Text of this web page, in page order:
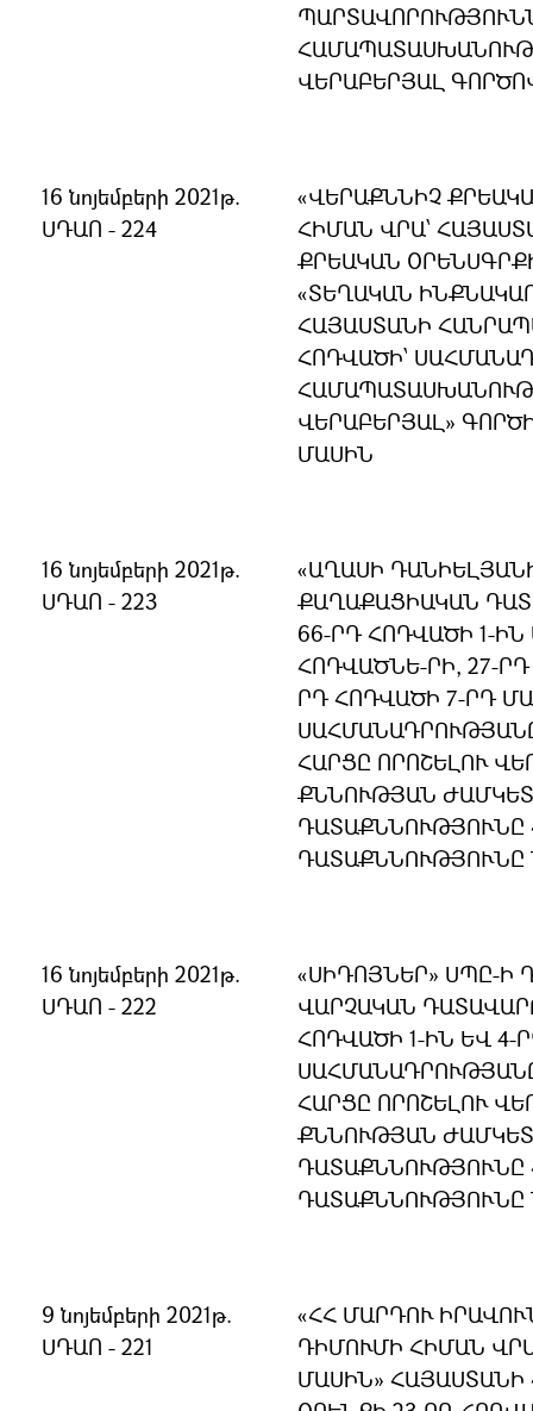
ՎԵՐԱԲԵՐՅԱԼ
16 նոյեմբերի 2021թ.
ՍԴԱՈ - 224
«ՎԵՐԱՔՆՆԻՉ
ՀԻՄԱՆ ՎՐԱ՝
ՔՐԵԱԿԱՆ
«ՏԵՂԱԿԱՆ
ՀԱՅԱՍՏԱՆԻ
ՀՈԴՎԱԾԻ՝
ՎԵՐԱԲԵՐՅԱԼ»
ՄԱՍԻՆ
16 նոյեմբերի 2021թ.
ՍԴԱՈ - 223
«ԱՂԱՍԻ
ՔԱՂԱՔԱՑԻԱԿԱՆ
66-ՐԴ ՀՈԴՎԱԾԻ 1-
ՀՈԴՎԱԾՆԵ-ՐԻ, 27-
ՐԴ ՀՈԴՎԱԾԻ 7-ՐԴ
ՀԱՐՑԸ ՈՐՈՇԵԼՈՒ
ՔՆՆՈՒԹՅԱՆ
ԴԱՏԱՔՆՆՈՒԹՅՈՒՆԸ
ԴԱՏԱՔՆՆՈՒԹՅՈՒՆԸ
16 նոյեմբերի 2021թ.
ՍԴԱՈ - 222
«ՍԻԴՈՅՆԵՐ» ՍՊԸ-Ի
ՎԱՐՉԱԿԱՆ
ՀՈԴՎԱԾԻ 1-ԻՆ ԵՎ 4-
ՀԱՐՑԸ ՈՐՈՇԵԼՈՒ
ՔՆՆՈՒԹՅԱՆ
ԴԱՏԱՔՆՆՈՒԹՅՈՒՆԸ
ԴԱՏԱՔՆՆՈՒԹՅՈՒՆԸ
9 նոյեմբերի 2021թ.
ՍԴԱՈ - 221
«ՀՀ ՄԱՐԴՈՒ
ԴԻՄՈՒՄԻ ՀԻՄԱՆ
ՄԱՍԻՆ»